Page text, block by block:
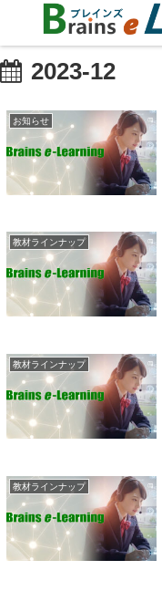
2023-12
お知らせ
教材ラインナップ
教材ラインナップ
教材ラインナップ